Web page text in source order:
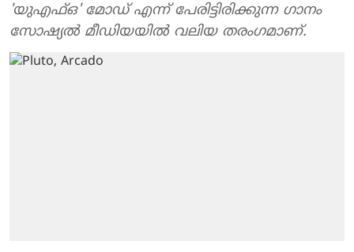
'യുഎഫ്ഒ' മോഡ് എന്ന് പേരിട്ടിരിക്കുന്ന ഗാനം
സോഷ്യൽ മീഡിയയിൽ വലിയ തരംഗമാണ്.